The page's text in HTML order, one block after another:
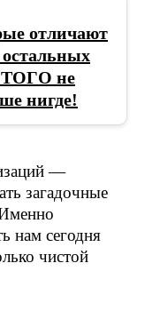
отличают
остальных
не
нигде!
—
загадочные
нам сегодня
чистой